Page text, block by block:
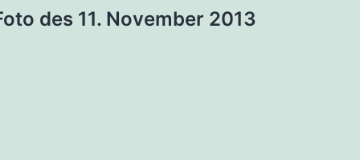
des 11. November 2013